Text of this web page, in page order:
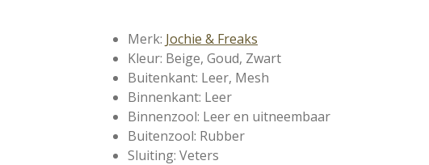
Merk: Jochie & Freaks
Kleur: Beige, Goud, Zwart
Buitenkant: Leer, Mesh
Binnenkant: Leer
Binnenzool: Leer en uitneembaar
Buitenzool: Rubber
Sluiting: Veters